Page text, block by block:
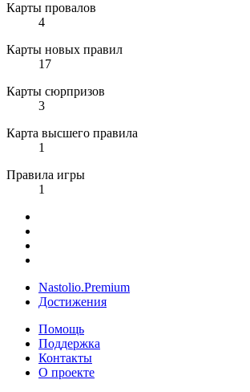
Карты провалов
4
Карты новых правил
17
Карты сюрпризов
3
Карта высшего правила
1
Правила игры
1
Nastolio.Premium
Достижения
Помощь
Поддержка
Контакты
О проекте